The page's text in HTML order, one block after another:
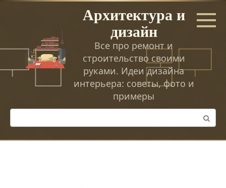
Перейти
Архитектура и
дизайн
Все про ремонт и
строительство своими
руками. Идеи дизайна
интерьера: советы, фото и
примеры
Поиск: